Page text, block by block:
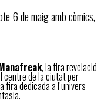
6 de maig amb còmics,
, la fira revelació
centre de la ciutat per
dedicada a l’univers